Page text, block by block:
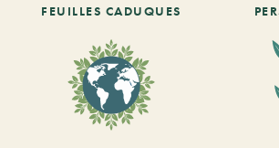
FEUILLES CADUQUES